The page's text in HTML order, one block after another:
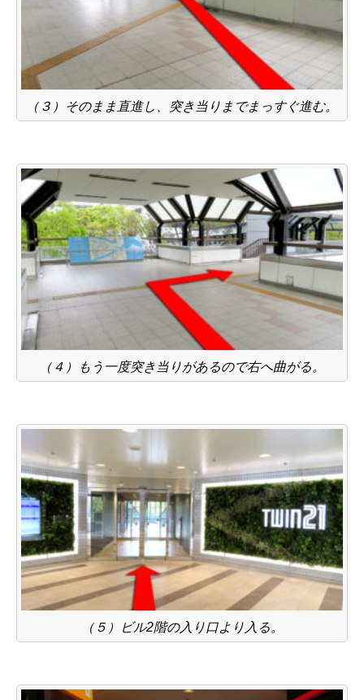
（３）そのまま直進し、突き当りまでまっすぐ進む。
（４）もう一度突き当りがあるので右へ曲がる。
（５）ビル2階の入り口より入る。